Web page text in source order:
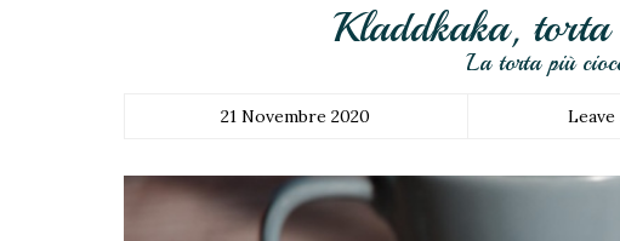
Kladdkaka, torta
La torta più
21 Novembre 2020